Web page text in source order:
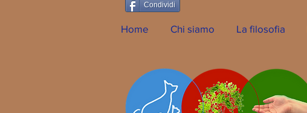
Condividi
Home Chi siamo La filosofia